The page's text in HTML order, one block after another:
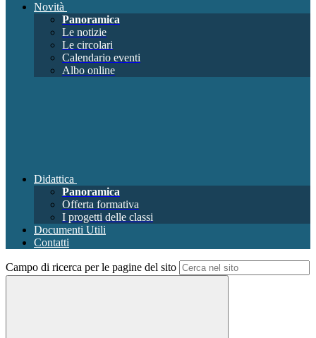
Novità
Panoramica
Le notizie
Le circolari
Calendario eventi
Albo online
Didattica
Panoramica
Offerta formativa
I progetti delle classi
Documenti Utili
Contatti
Campo di ricerca per le pagine del sito